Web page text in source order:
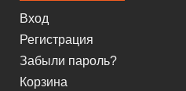
Вход
Регистрация
Забыли пароль?
Корзина